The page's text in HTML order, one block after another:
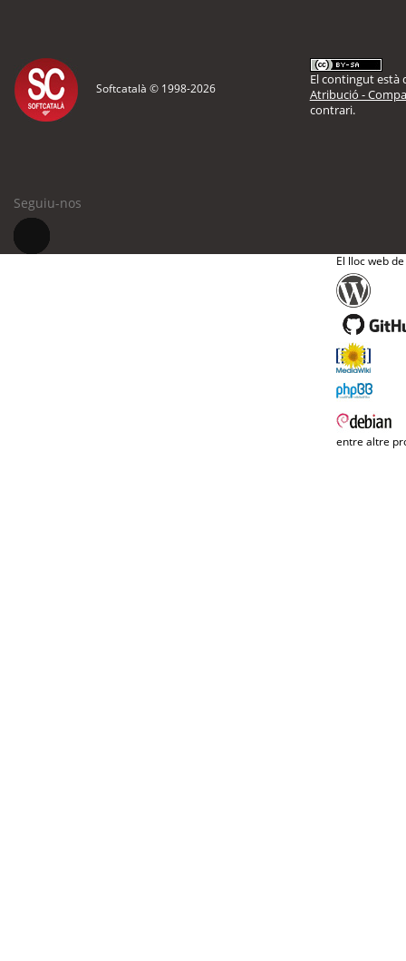
Softcatalà © 1998-2026
El contingut està
Atribució -
contrari.
Seguiu-nos
El lloc web
entre altre